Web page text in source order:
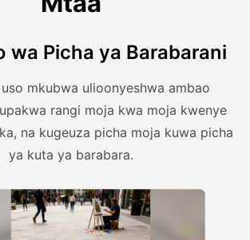
wa Picha ya Barabarani
mkubwa ulioonyeshwa ambao
rangi moja kwa moja kwenye
na kugeuza picha moja kuwa picha
ya kuta ya barabara.